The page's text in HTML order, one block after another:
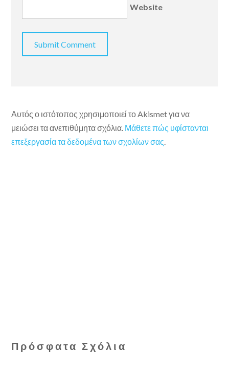
Website
Αυτός ο ιστότοπος χρησιμοποιεί το Akismet για να
μειώσει τα ανεπιθύμητα σχόλια. Μάθετε πώς υφίστανται
επεξεργασία τα δεδομένα των σχολίων σας.
Πρόσφατα Σχόλια